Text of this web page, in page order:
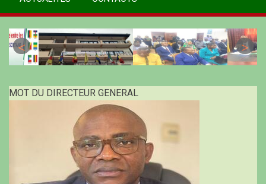
MOT DU DIRECTEUR GENERAL